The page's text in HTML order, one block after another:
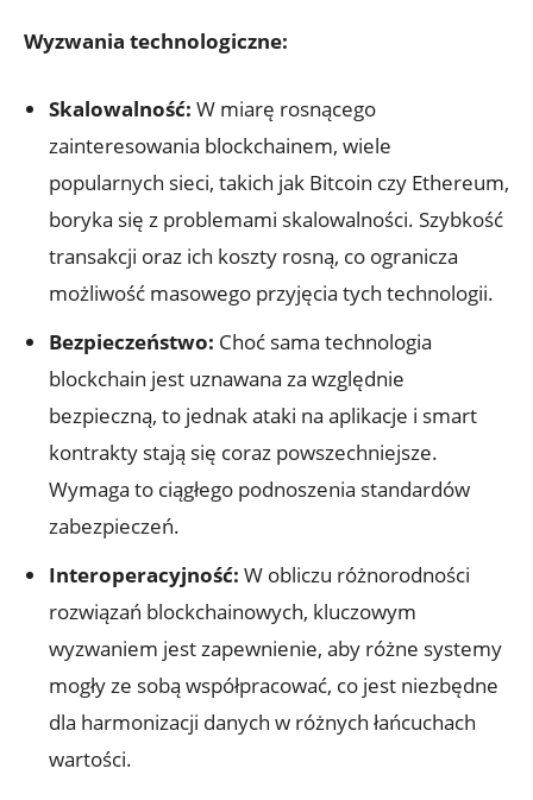
Wyzwania technologiczne:
Skalowalność: W miarę rosnącego
zainteresowania blockchainem, wiele
popularnych sieci, takich jak Bitcoin ‍czy Ethereum,
boryka się ⁤z problemami ‍skalowalności.​ Szybkość
transakcji ‍oraz ich koszty rosną, co ogranicza
możliwość⁢ masowego przyjęcia tych technologii.
Bezpieczeństwo: Choć sama technologia
blockchain jest⁤ uznawana za względnie
⁢bezpieczną, to jednak ataki na aplikacje i smart
kontrakty stają się coraz powszechniejsze.
Wymaga to ciągłego podnoszenia standardów
zabezpieczeń.
Interoperacyjność: W obliczu różnorodności
rozwiązań blockchainowych,⁤ kluczowym
wyzwaniem jest zapewnienie,‌ aby różne‍ systemy
mogły ze ⁤sobą współpracować, co jest niezbędne
dla harmonizacji danych w różnych łańcuchach
wartości.